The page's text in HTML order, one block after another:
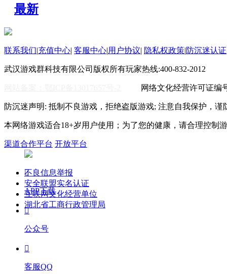
最新
联系我们|充值中心| 客服中心|用户协议| 隐私权政策|防沉迷认证
武汉游戏群科技有限公司版权所有玩家热线:400-832-2012
网络文化经营许可证编
防沉迷声明: 抵制不良游戏，拒绝盗版游戏; 注意自我保护，
本网络游戏适合18+岁用户使用；为了您的健康，请合理控制
渠道合作平台 开放平台
不良信息举报
安全联盟实名认证
互联网文化经营单位
湖北省工商行政管理局

APP下载

公众号

客服QQ